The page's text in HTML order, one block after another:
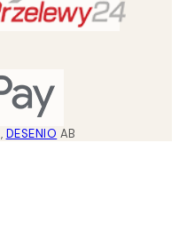
, DESENIO AB